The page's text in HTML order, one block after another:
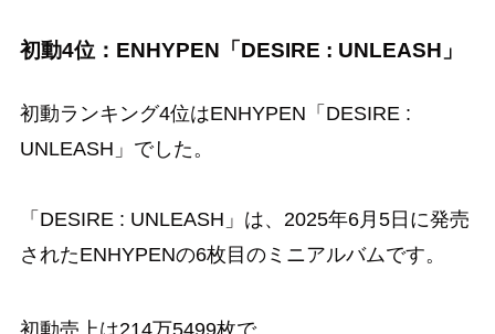
初動4位：ENHYPEN「DESIRE : UNLEASH」
初動ランキング4位はENHYPEN「DESIRE :
UNLEASH」でした。
「DESIRE : UNLEASH」は、2025年6月5日に発売
されたENHYPENの6枚目のミニアルバムです。
初動売上は214万5499枚で、